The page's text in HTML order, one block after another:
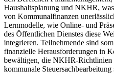
Haushaltsplanung und NKHR,
von Kommunalfinanzen
Lernmodelle, wie Online- und
des Öffentlichen Dienstes diese
integrieren. Teilnehmende sind
finanzielle Herausforderungen in
bewältigen, die NKHR-Richtlinien
kommunale Steuersachbearbeitung